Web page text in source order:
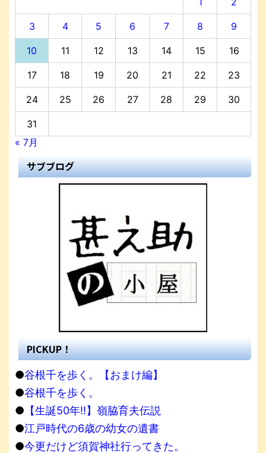
3 4 5 6 7 8 9
10 11 12 13 14 15 16
17 18 19 20 21 22 23
24 25 26 27 28 29 30
31
« 7月
サブブログ
PICKUP！
●谷根千を歩く。【おまけ編】
●谷根千を歩く。
● 【生誕50年!!】嶺脇育夫伝説
●江戸時代の6歳の幼女の遺書
●今更だけど須賀神社行ってきた。